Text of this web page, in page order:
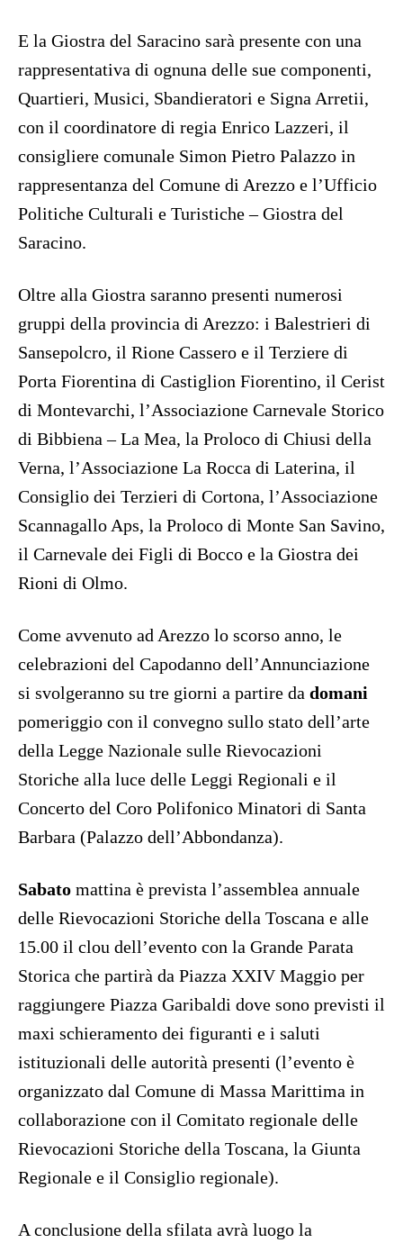
E la Giostra del Saracino sarà presente con una
rappresentativa di ognuna delle sue componenti,
Quartieri, Musici, Sbandieratori e Signa Arretii,
con il coordinatore di regia Enrico Lazzeri, il
consigliere comunale Simon Pietro Palazzo in
rappresentanza del Comune di Arezzo e l’Ufficio
Politiche Culturali e Turistiche – Giostra del
Saracino.
Oltre alla Giostra saranno presenti numerosi
gruppi della provincia di Arezzo: i Balestrieri di
Sansepolcro, il Rione Cassero e il Terziere di
Porta Fiorentina di Castiglion Fiorentino, il Cerist
di Montevarchi, l’Associazione Carnevale Storico
di Bibbiena – La Mea, la Proloco di Chiusi della
Verna, l’Associazione La Rocca di Laterina, il
Consiglio dei Terzieri di Cortona, l’Associazione
Scannagallo Aps, la Proloco di Monte San Savino,
il Carnevale dei Figli di Bocco e la Giostra dei
Rioni di Olmo.
Come avvenuto ad Arezzo lo scorso anno, le
celebrazioni del Capodanno dell’Annunciazione
si svolgeranno su tre giorni a partire da domani
pomeriggio con il convegno sullo stato dell’arte
della Legge Nazionale sulle Rievocazioni
Storiche alla luce delle Leggi Regionali e il
Concerto del Coro Polifonico Minatori di Santa
Barbara (Palazzo dell’Abbondanza).
Sabato mattina è prevista l’assemblea annuale
delle Rievocazioni Storiche della Toscana e alle
15.00 il clou dell’evento con la Grande Parata
Storica che partirà da Piazza XXIV Maggio per
raggiungere Piazza Garibaldi dove sono previsti il
maxi schieramento dei figuranti e i saluti
istituzionali delle autorità presenti (l’evento è
organizzato dal Comune di Massa Marittima in
collaborazione con il Comitato regionale delle
Rievocazioni Storiche della Toscana, la Giunta
Regionale e il Consiglio regionale).
A conclusione della sfilata avrà luogo la